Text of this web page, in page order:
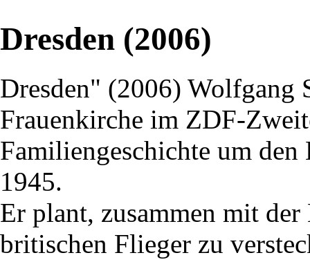
Dresden (2006)
Dresden" (2006) Wolfgang
Frauenkirche im ZDF-
Familiengeschichte um
1945.
Er plant, zusammen mit
britischen Flieger zu